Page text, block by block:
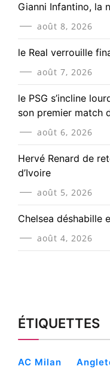
Gianni Infantino, la
août 8, 2026
le Real verrouille
août 7, 2026
le PSG s’incline
son premier match
août 6, 2026
Hervé Renard de
d’Ivoire
août 5, 2026
Chelsea déshabille
août 4, 2026
ÉTIQUETTES
AC Milan